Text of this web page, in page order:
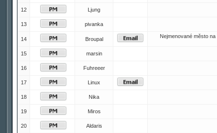
12 Ljung
13 pivanka
14 Broupal Nejmenované město
15 marsin
16 Fuhreeer
17 Linux
18 Nika
19 Miros
20 Aldaris